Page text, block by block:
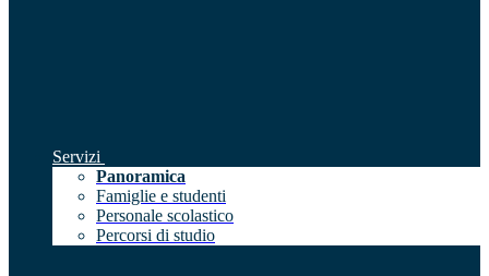
Servizi
Panoramica
Famiglie e studenti
Personale scolastico
Percorsi di studio